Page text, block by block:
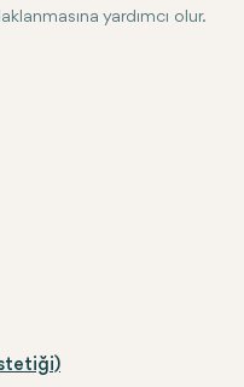
yardımcı olur.
ve özgüven sorunları